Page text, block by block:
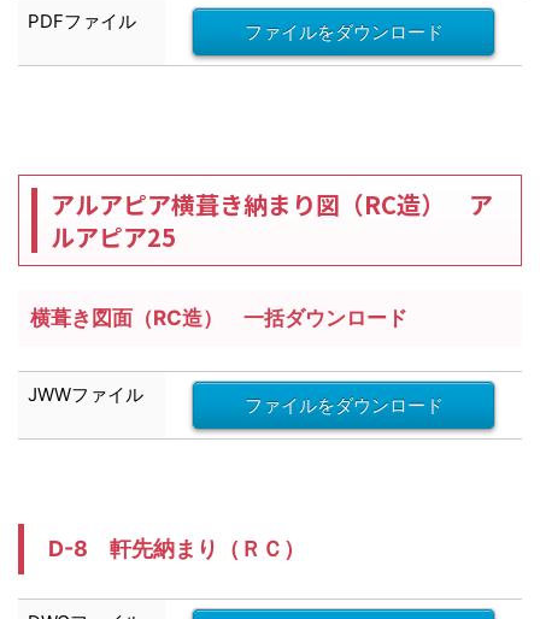
PDFファイル ファイルをダウンロード
アルアピア横葺き納まり図（RC造） ア
ルアピア25
横葺き図面（RC造） 一括ダウンロード
JWWファイル ファイルをダウンロード
D-8 軒先納まり（ＲＣ）